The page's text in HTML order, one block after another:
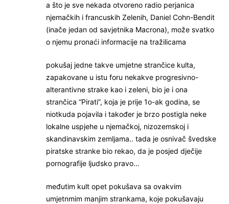
a što je sve nekada otvoreno radio perjanica
njemačkih i francuskih Zelenih, Daniel Cohn-Bendit
(inače jedan od savjetnika Macrona), može svatko
o njemu pronaći informacije na tražilicama
pokušaj jedne takve umjetne strančice kulta,
zapakovane u istu foru nekakve progresivno-
alterantivne strake kao i zeleni, bio je i ona
strančica “Pirati”, koja je prije 1o-ak godina, se
niotkuda pojavila i također je brzo postigla neke
lokalne uspjehe u njemačkoj, nizozemskoj i
skandinavskim zemljama.. tada je osnivač švedske
piratske stranke bio rekao, da je posjed dječije
pornografije ljudsko pravo…
međutim kult opet pokušava sa ovakvim
umjetnmim manjim strankama, koje pokušavaju